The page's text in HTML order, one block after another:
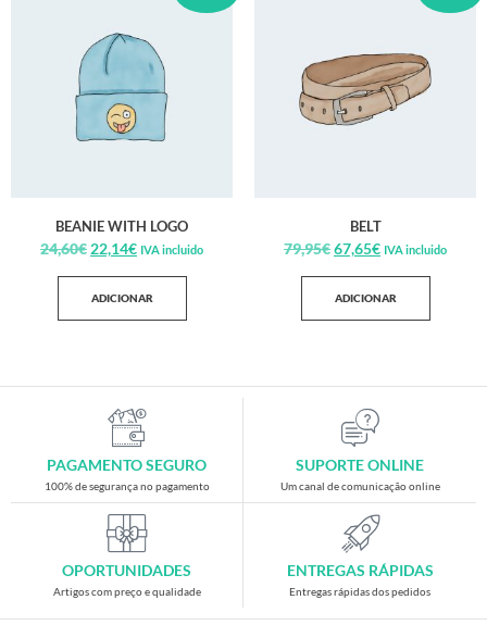
BEANIE WITH LOGO
24,60€ 22,14€ IVA incluido
ADICIONAR
BELT
79,95€67,65€ IVA incluido
ADICIONAR
PAGAMENTO SEGURO
100% de segurança no pagamento
SUPORTE ONLINE
Um canal de comunicação online
OPORTUNIDADES
Artigos com preço e qualidade
ENTREGAS RÁPIDAS
Entregas rápidas dos pedidos